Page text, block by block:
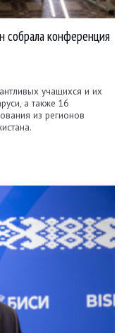
собрала конференция
учащихся и их
а также 16
из регионов